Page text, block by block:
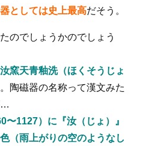
としては史上最高だそう。
のでしょうかのでしょう
汝窯天青釉洗（ほくそうじょ
。陶磁器の名称って漢文みた
…
〜1127）に『汝（じょ）』
（雨上がりの空のようなし